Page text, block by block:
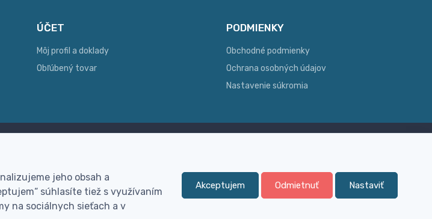
ÚČET
Môj profil a doklady
Obľúbený tovar
PODMIENKY
Obchodné podmienky
Ochrana osobných údajov
Nastavenie súkromia
Vyrobíme Vám vlastný originálny
darček
Široký sortiment, z ktorého Vám
pomôžeme vybrať
jeho obsah a
súhlasíte tiež s využívaním
na sociálnych sieťach a v
Akceptujem Odmietnuť Nastaviť